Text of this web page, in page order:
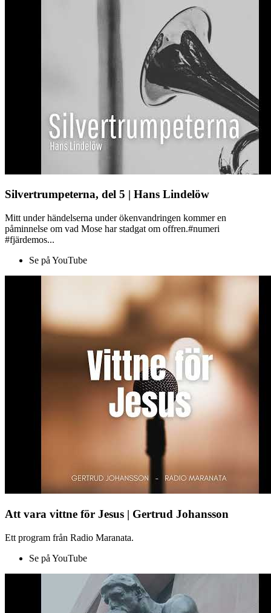
Silvertrumpeterna, del 5 | Hans Lindelöw
Mitt under händelserna under ökenvandringen kommer en
påminnelse om vad Mose har stadgat om offren.#numeri
#fjärdemos...
Se på YouTube
Att vara vittne för Jesus | Gertrud Johansson
Ett program från Radio Maranata.
Se på YouTube